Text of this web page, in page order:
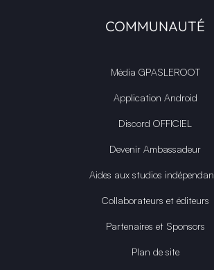
COMMUNAUTÉ
Média GPASLEROOT
Application Android
Discord OFFICIEL
Devenir Ambassadeur
Aides aux studios
Collaborateurs et éditeurs
Partenaires et Sponsors
Plan de site